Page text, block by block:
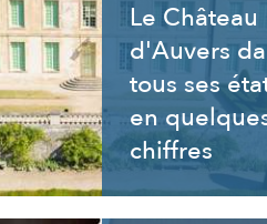
Le Château
d'Auvers
tous ses
en
chiffres